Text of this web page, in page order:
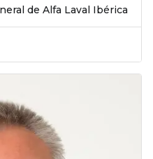
de Alfa Laval Ibérica